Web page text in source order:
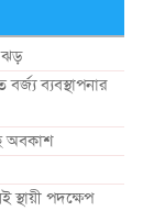
ঝড়
ব্যবস্থাপনার
অবকাশ
স্থায়ী পদক্ষেপ